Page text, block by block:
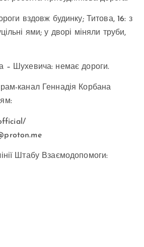
вздовж будинку; Титова, 16: з
ями; у дворі міняли труби,
– Шухевича: немає дороги.
канал Геннадія Корбана
Штабу Взаємодопомоги: